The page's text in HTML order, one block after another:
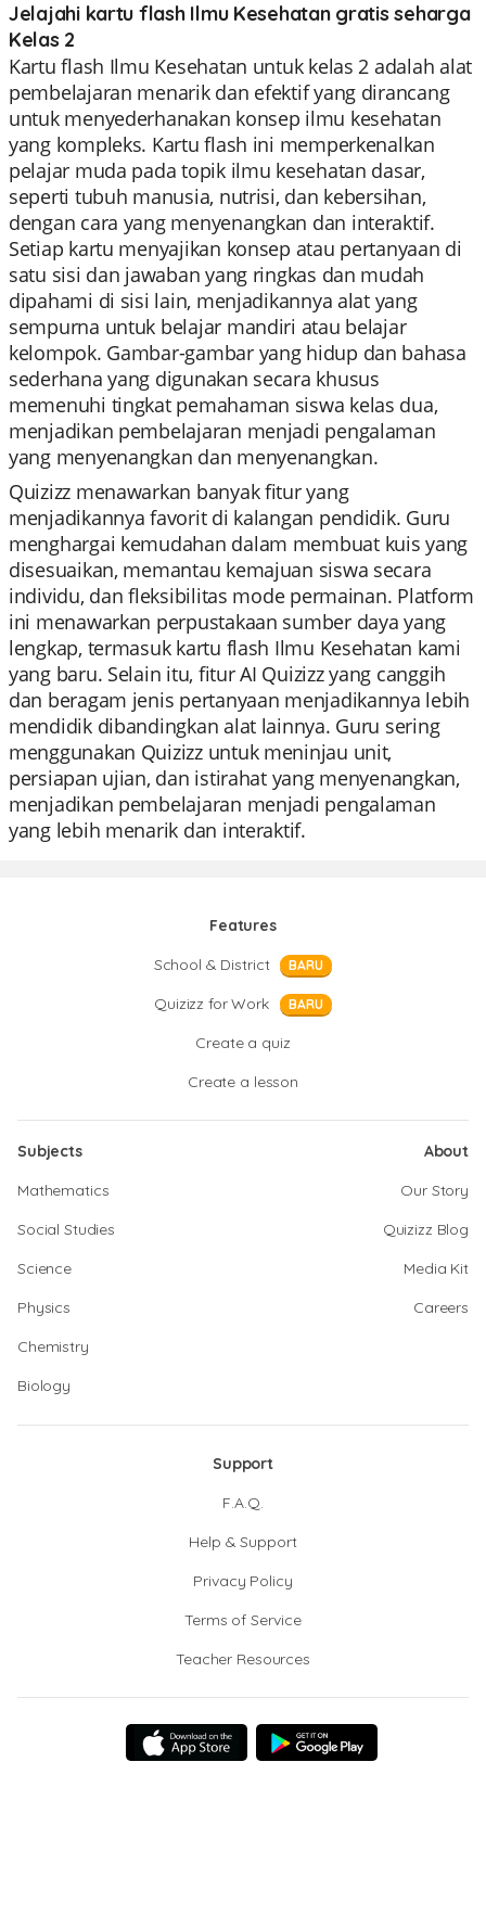
Jelajahi kartu flash Ilmu Kesehatan gratis seharga
Kelas 2
Kartu flash Ilmu Kesehatan untuk kelas 2 adalah alat
pembelajaran menarik dan efektif yang dirancang
untuk menyederhanakan konsep ilmu kesehatan
yang kompleks. Kartu flash ini memperkenalkan
pelajar muda pada topik ilmu kesehatan dasar,
seperti tubuh manusia, nutrisi, dan kebersihan,
dengan cara yang menyenangkan dan interaktif.
Setiap kartu menyajikan konsep atau pertanyaan di
satu sisi dan jawaban yang ringkas dan mudah
dipahami di sisi lain, menjadikannya alat yang
sempurna untuk belajar mandiri atau belajar
kelompok. Gambar-gambar yang hidup dan bahasa
sederhana yang digunakan secara khusus
memenuhi tingkat pemahaman siswa kelas dua,
menjadikan pembelajaran menjadi pengalaman
yang menyenangkan dan menyenangkan.
Quizizz menawarkan banyak fitur yang
menjadikannya favorit di kalangan pendidik. Guru
menghargai kemudahan dalam membuat kuis yang
disesuaikan, memantau kemajuan siswa secara
individu, dan fleksibilitas mode permainan. Platform
ini menawarkan perpustakaan sumber daya yang
lengkap, termasuk kartu flash Ilmu Kesehatan kami
yang baru. Selain itu, fitur AI Quizizz yang canggih
dan beragam jenis pertanyaan menjadikannya lebih
mendidik dibandingkan alat lainnya. Guru sering
menggunakan Quizizz untuk meninjau unit,
persiapan ujian, dan istirahat yang menyenangkan,
menjadikan pembelajaran menjadi pengalaman
yang lebih menarik dan interaktif.
Features
School & District
BARU
Quizizz for Work BARU
Create a quiz
Create a lesson
Subjects
Mathematics
Social Studies
Science
Physics
Chemistry
Biology
About
Our Story
Quizizz Blog
Media Kit
Careers
Support
F.A.Q.
Help & Support
Privacy Policy
Terms of Service
Teacher Resources